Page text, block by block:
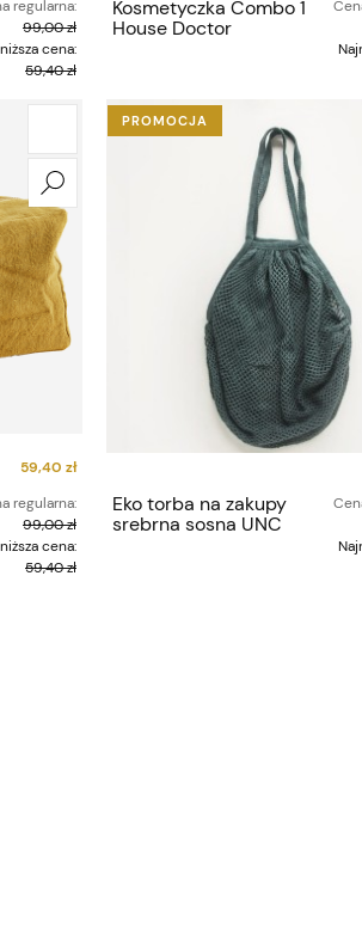
regularna:
99,00 zł
cena:
59,40 zł
Kosmetyczka Combo 1
House Doctor
59,40 zł
regularna:
99,00 zł
cena:
59,40 zł
Eko torba na zakupy
srebrna sosna UNC
PROMOCJA